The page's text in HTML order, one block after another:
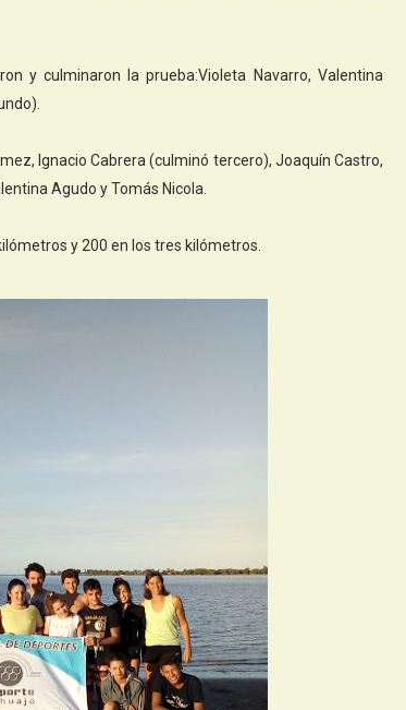
y culminaron la prueba:Violeta Navarro, Valentina
Ignacio Cabrera (culminó tercero), Joaquín Castro,
Agudo y Tomás Nicola.
y 200 en los tres kilómetros.